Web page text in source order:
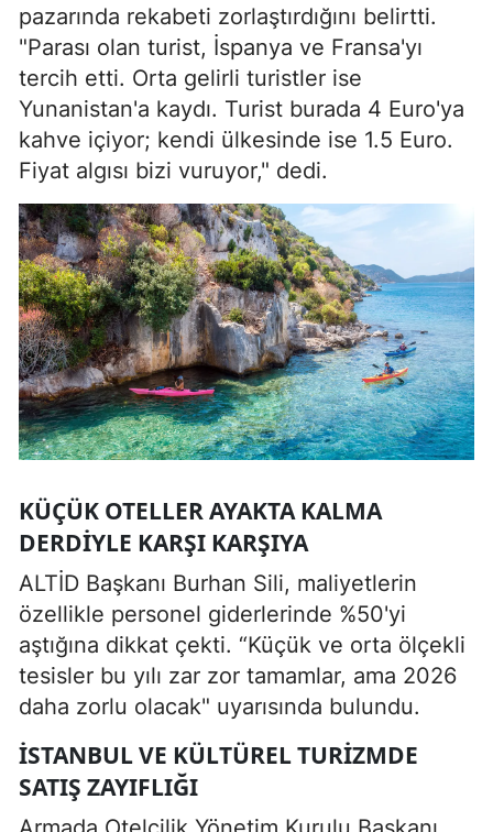
pazarında rekabeti zorlaştırdığını belirtti.
"Parası olan turist, İspanya ve Fransa'yı
tercih etti. Orta gelirli turistler ise
Yunanistan'a kaydı. Turist burada 4 Euro'ya
kahve içiyor; kendi ülkesinde ise 1.5 Euro.
Fiyat algısı bizi vuruyor," dedi.
KÜÇÜK OTELLER AYAKTA KALMA
DERDIYLE KARŞI KARŞIYA
ALTİD Başkanı Burhan Sili, maliyetlerin
özellikle personel giderlerinde %50'yi
aştığına dikkat çekti. “Küçük ve orta ölçekli
tesisler bu yılı zar zor tamamlar, ama 2026
daha zorlu olacak" uyarısında bulundu.
İSTANBUL VE KÜLTÜREL TURIZMDE
SATIŞ ZAYIFLIĞI